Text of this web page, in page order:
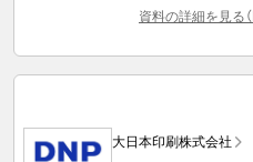
資料の詳細を見る
大日本印刷株式会社